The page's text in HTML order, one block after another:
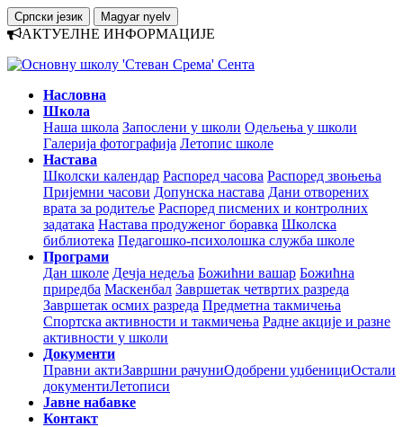
Српски језик Magyar nyelv
АКТУЕЛНЕ ИНФОРМАЦИЈЕ
Насловна
Школа
Наша школа Запослени у школи Одељења у школи
Галерија фотографија Летопис школе
Настава
Школски календар Распоред часова Распоред звоњења
Пријемни часови Допунска настава Дани отворених
врата за родитеље Распоред писмених и контролних
задатака Настава продуженог боравка Школска
библиотека Педагошко-психолошка служба школе
Програми
Дан школе Дечја недеља Божићни вашар Божићна
приредба Маскенбал Завршетак четвртих разреда
Завршетак осмих разреда Предметна такмичења
Спортска активности и такмичења Радне акције и разне
активности у школи
Документи
Правни актиЗавршни рачуниОдобрени уџбенициОстали
документиЛетописи
Јавне набавке
Контакт